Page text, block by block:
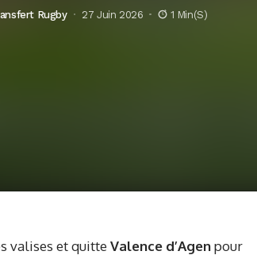
Rugby 27 Juin 2026 1 Min(s)
valises et quitte Valence d’Agenpour